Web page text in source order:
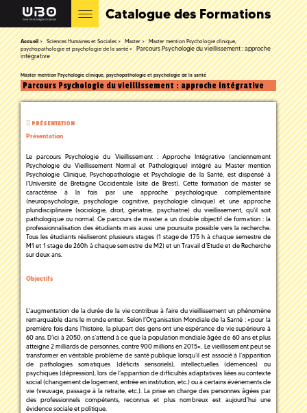
Catalogue des Formations
Accueil Sciences Humaines et Sociales Master
Master mention Psychologie clinique,
psychopathologie et psychologie de la santé
Parcours Psychologie du vieillissement : approche
intégrative
Master mention Psychologie clinique, psychopathologie et psychologie de la santé
Parcours Psychologie du vieillissement : approche intégrative
PRÉSENTATION
Présentation
Le parcours Psychologie du Vieillissement : Approche Intégrative (anciennement
Psychologie du Vieillissement Normal et Pathologique) intégré au Master mention
Psychologie Clinique, Psychopathologie et Psychologie de la Santé, est dispensé à
l’Université de Bretagne Occidentale (site de Brest). Cette formation de master se
caractérise à la fois par une approche psychologique complémentaire
(neuropsychologie, psychologie cognitive, psychologie clinique) et une approche
pluridisciplinaire (sociologie, droit, gériatrie, psychiatrie) du vieillissement, qu'il soit
pathologique ou normal. Ce parcours de master a un double objectif de formation : la
professionnalisation des étudiants mais aussi une poursuite possible vers la recherche.
Tous les étudiants réaliseront plusieurs stages (1 stage de 175 h à chaque semestre de
M1 et 1 stage de 260h à chaque semestre de M2) et un Travail d’Etude et de Recherche
sur deux ans.
Objectifs
L’augmentation de la durée de la vie contribue à faire du vieillissement un phénomène
remarquable dans le monde entier. Selon l’Organisation Mondiale de la Santé : «pour la
première fois dans l’histoire, la plupart des gens ont une espérance de vie supérieure à
60 ans. D’ici à 2050, on s’attend à ce que la population mondiale âgée de 60 ans et plus
atteigne 2 milliards de personnes, contre 900 millions en 2015». Le vieillissement peut se
transformer en véritable problème de santé publique lorsqu’il est associé à l’apparition
de pathologies somatiques (déficits sensoriels), intellectuelles (démences) ou
psychiques (dépression), lors de l’apparition de difficultés adaptatives liées au contexte
social (changement de logement, entrée en institution, etc.) ou à certains événements de
vie (veuvage, passage à la retraite, etc.). La prise en charge des personnes âgées par
des professionnels compétents, reconnus et plus nombreux est aujourd’hui une
évidence sociale et politique.